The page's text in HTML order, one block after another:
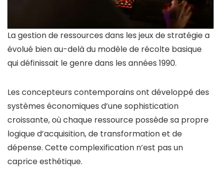
La gestion de ressources dans les jeux de stratégie a
évolué bien au-delà du modèle de récolte basique
qui définissait le genre dans les années 1990.
Les concepteurs contemporains ont développé des
systèmes économiques d’une sophistication
croissante, où chaque ressource possède sa propre
logique d’acquisition, de transformation et de
dépense. Cette complexification n’est pas un
caprice esthétique.